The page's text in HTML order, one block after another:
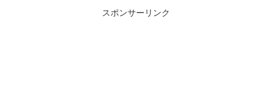
スポンサーリンク